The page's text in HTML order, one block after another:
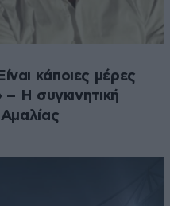
κάποιες μέρες
Η συγκινητική